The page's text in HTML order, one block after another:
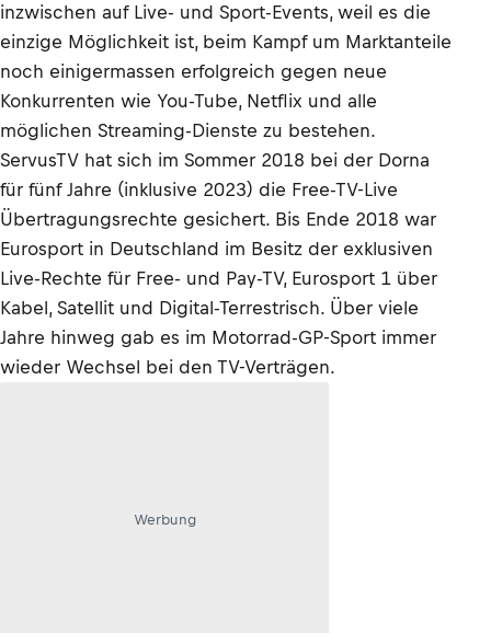
inzwischen auf Live- und Sport-Events, weil es die
einzige Möglichkeit ist, beim Kampf um Marktanteile
noch einigermassen erfolgreich gegen neue
Konkurrenten wie You-Tube, Netflix und alle
möglichen Streaming-Dienste zu bestehen.
ServusTV hat sich im Sommer 2018 bei der Dorna
für fünf Jahre (inklusive 2023) die Free-TV-Live
Übertragungsrechte gesichert. Bis Ende 2018 war
Eurosport in Deutschland im Besitz der exklusiven
Live-Rechte für Free- und Pay-TV, Eurosport 1 über
Kabel, Satellit und Digital-Terrestrisch. Über viele
Jahre hinweg gab es im Motorrad-GP-Sport immer
wieder Wechsel bei den TV-Verträgen.
Werbung